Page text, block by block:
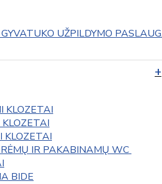
UŽPILDYMO
KLOZETAI
KLOZETAI
IR PAKABINAMŲ WC
BIDE